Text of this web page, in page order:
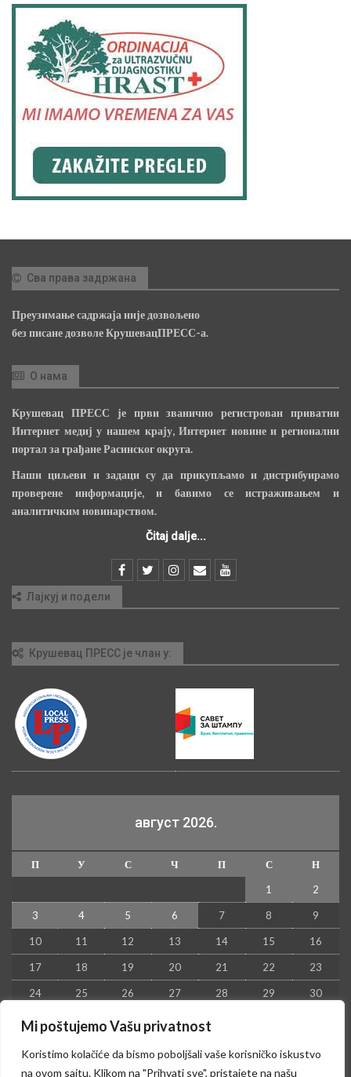
Mi poštujemo Vašu privatnost
Koristimo kolačiće da bismo poboljšali vaše korisničko iskustvo
na ovom sajtu. Klikom na "Prihvati sve", pristajete na našu
Сва права задржана
Преузимање садржаја није дозвољено
без писане дозволе КрушевацПРЕСС-а.
О нама
Крушевац ПРЕСС је први званично регистрован приватни
Интернет медиј у нашем крају, Интернет новине и регионални
портал за грађане Расинског округа.
Наши циљеви и задаци су да прикупљамо и дистрибуирамо
проверене информације, и бавимо се истраживањем и
аналитичким новинарством.
Čitaj dalje...
Лајкуј и подели
Крушевац ПРЕСС је члан у:
август 2026.
П У С Ч П С
Н
1
2
3 4 5 6 7 8 9
10 11 12 13 14 15 16
17 18 19 20 21 22 23
24 25 26 27 28 29 30
31